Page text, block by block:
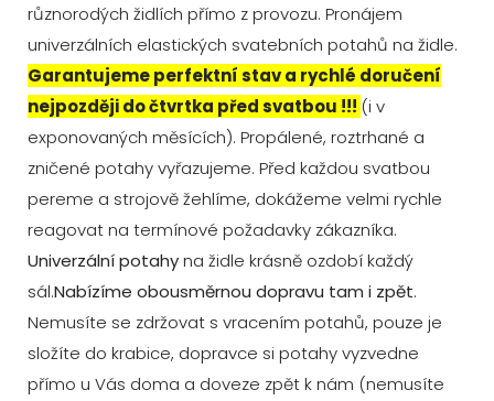
různorodých židlích přímo z provozu. Pronájem
univerzálních elastických svatebních potahů na židle.
Garantujeme perfektní stav a rychlé doručení
nejpozději do čtvrtka před svatbou !!! (i v
exponovaných měsících). Propálené, roztrhané a
zničené potahy vyřazujeme. Před každou svatbou
pereme a strojově žehlíme, dokážeme velmi rychle
reagovat na termínové požadavky zákazníka.
Univerzální potahyna židle krásně ozdobí každý
sál.Nabízíme obousměrnou dopravu tam i zpět.
Nemusíte se zdržovat s vracením potahů, pouze je
složíte do krabice, dopravce si potahy vyzvedne
přímo u Vás doma a doveze zpět k nám (nemusíte